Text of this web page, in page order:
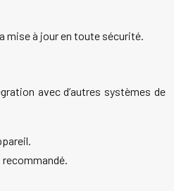
mise à jour en toute sécurité.
avec d’autres systèmes de